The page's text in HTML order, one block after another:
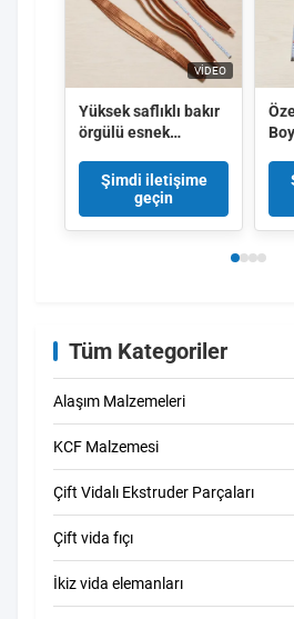
VIDEO
Yüksek saflıklı bakır
örgülü esnek
dağıtımında titreşim
direnci için
özelleştirilebilir
Şimdi iletişime
geçin
Tüm Kategoriler
Alaşım Malzemeleri
KCF Malzemesi
Çift Vidalı Ekstruder Parçaları
Çift vida fıçı
İkiz vida elemanları